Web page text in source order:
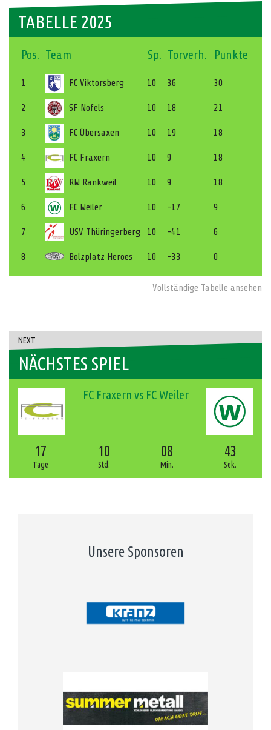
TABELLE 2025
Pos. Team Sp. Torverh. Punkte
1 FC Viktorsberg 10 36 30
2 SF Nofels 10 18 21
3 FC Übersaxen 10 19 18
4 FC Fraxern 10 9 18
5 RW Rankweil 10 9 18
6 FC Weiler 10 -17 9
7 USV Thüringerberg 10 -41 6
8 Bolzplatz Heroes 10 -33 0
Vollständige Tabelle ansehen
NEXT
NÄCHSTES SPIEL
FC Fraxern vs FC Weiler
17
Tage
10
Std.
08
Min.
43
Sek.
Unsere Sponsoren